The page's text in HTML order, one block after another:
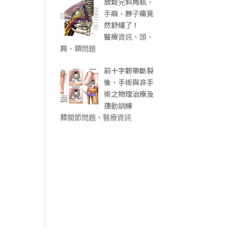
放鬆完斜角肌，
手麻、脖子痛竟
然舒緩了 !
醫療資訊、頭、
肩、頸問題
前十字韌帶斷裂
後，手術與非手
術之物理治療及
運動訓練
膝關節問題、醫療資訊